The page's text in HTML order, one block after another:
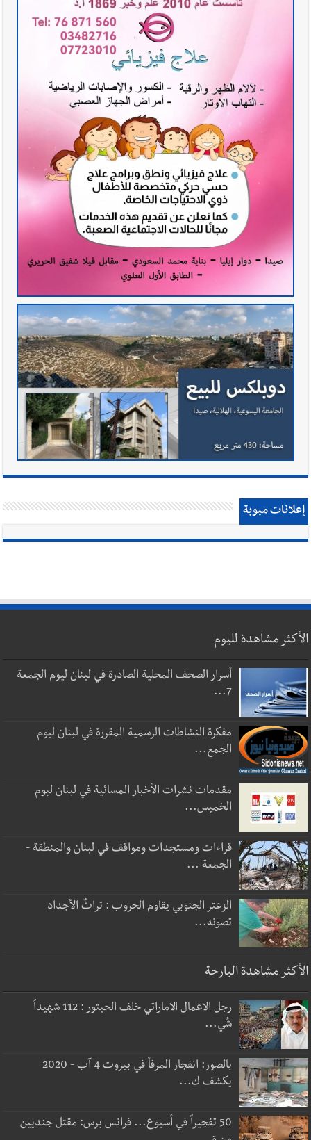
إعلانات مبوبة
الأكثر مشاهدة لليوم
أسرار الصحف المحلية الصادرة في لبنان ليوم الجمعة
7...
مفكرة النشاطات الرسمية المقررة في لبنان ليوم
الجمع...
مقدمات نشرات الأخبار المسائية في لبنان ليوم
الخميس...
قراءات ومستجدات ومواقف في لبنان والمنطقة -
الجمعة ...
الزعتر الجنوبي يقاوم الحروب : تراثٌ الأجداد
تصونه...
الأكثر مشاهدة البارحة
رجل الاعمال الاماراتي خلف الحبتور : 112 شهيداً
شُي...
بالصور: انفجار المرفأ في بيروت 4 آب - 2020
يكشف ك...
50 تفجيراً في أسبوع... فرانس برس: مقتل جنديين